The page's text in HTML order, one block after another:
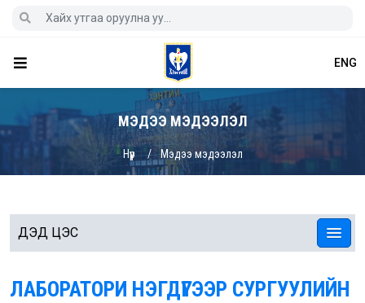
ENG
МЭДЭЭ МЭДЭЭЛЭЛ
Нүүр Мэдээ мэдээлэл
ДЭД ЦЭС
ЛАБОРАТОРИ НЭГДҮГЭЭР СУРГУУЛИЙН